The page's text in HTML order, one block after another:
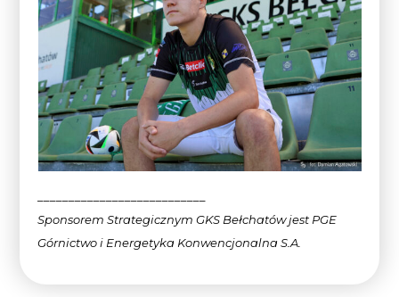
Sponsorem Strategicznym GKS Bełchatów jest PGE
Górnictwo i Energetyka Konwencjonalna S.A.